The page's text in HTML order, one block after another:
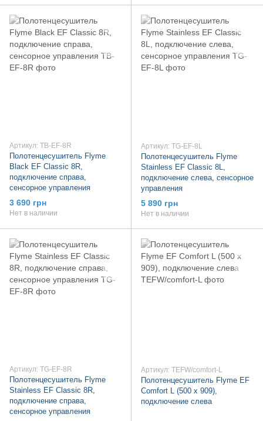
Артикул: TB-EF-8R
Полотенцесушитель Flyme
Black EF Classic 8R,
подключение справа,
сенсорное управления
3 690 грн
Нет в наличии
Артикул: TG-EF-8L
Полотенцесушитель Flyme
Stainless EF Classic 8L,
подключение слева, сенсорное
управления
5 890 грн
Нет в наличии
Артикул: TG-EF-8R
Полотенцесушитель Flyme
Stainless EF Classic 8R,
подключение справа,
сенсорное управления
Артикул: TEFW/comfort-L
Полотенцесушитель Flyme EF
Comfort L (500 х 909),
подключение слева